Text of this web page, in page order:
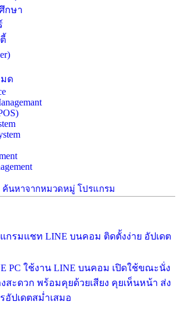
กษา
ด
ค้นหาจากหมวดหมู่ โปรแกรม
แกรมแชท LINE บนคอม ติดตั้งง่าย อัปเดต
PC ใช้งาน LINE บนคอม เปิดใช้ขณะนั่ง
สะดวก พร้อมคุยด้วยเสียง คุยเห็นหน้า ส่ง
อัปเดตสม่ำเสมอ